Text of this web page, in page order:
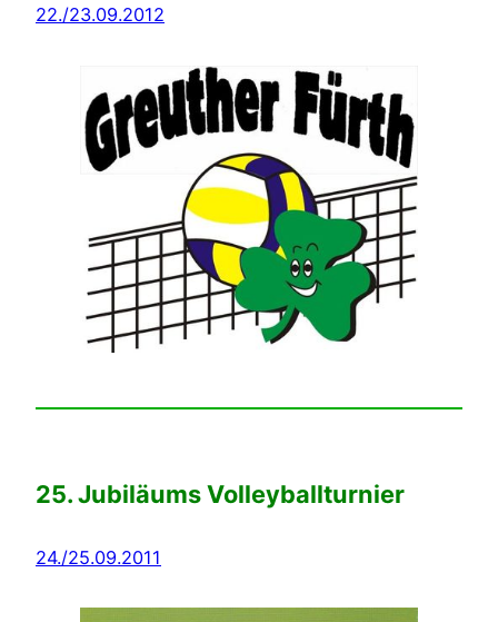
22./23.09.2012
25. Jubiläums Volleyballturnier
24./25.09.2011